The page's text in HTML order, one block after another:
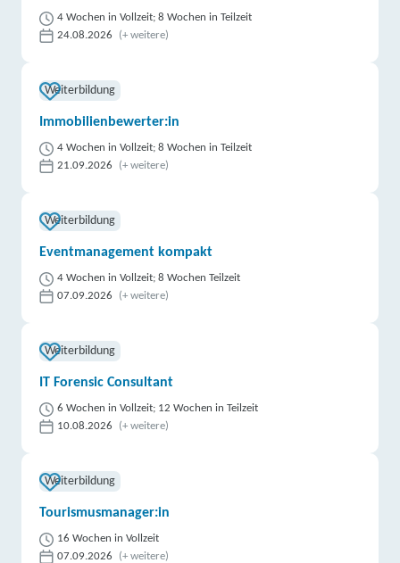
4 Wochen in Vollzeit; 8 Wochen in Teilzeit
24.08.2026
(+ weitere)
Weiterbildung
Immobilienbewerter:in
4 Wochen in Vollzeit; 8 Wochen in Teilzeit
21.09.2026
(+ weitere)
Weiterbildung
Eventmanagement kompakt
4 Wochen in Vollzeit; 8 Wochen Teilzeit
07.09.2026
(+ weitere)
Weiterbildung
IT Forensic Consultant
6 Wochen in Vollzeit; 12 Wochen in Teilzeit
10.08.2026
(+ weitere)
Weiterbildung
Tourismusmanager:in
16 Wochen in Vollzeit
07.09.2026
(+ weitere)